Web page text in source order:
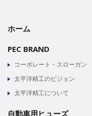
ホーム
PEC BRAND
コーポレート・スローガン
太平洋精工のビジョン
太平洋精工について
自動車用ヒューズ